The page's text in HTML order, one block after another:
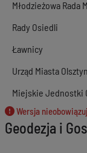
Młodzieżowa Rada
Rady Osiedli
Ławnicy
Urząd Miasta
Miejskie Jednostki
Wersja
Geodezja i